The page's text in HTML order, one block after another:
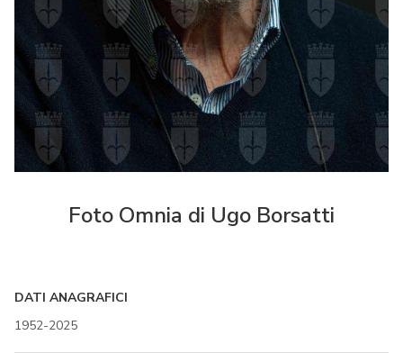
Foto Omnia di Ugo Borsatti
DATI ANAGRAFICI
1952-2025